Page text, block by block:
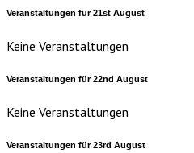
Veranstaltungen für21st August
Keine Veranstaltungen
Veranstaltungen für22nd August
Keine Veranstaltungen
Veranstaltungen für23rd August